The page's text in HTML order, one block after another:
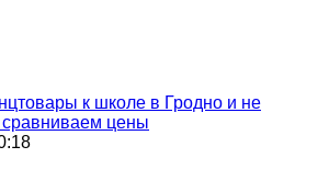
к школе в Гродно и не
сравниваем цены